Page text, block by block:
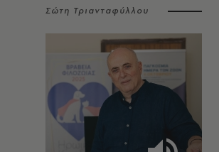
Σώτη Τριανταφύλλου